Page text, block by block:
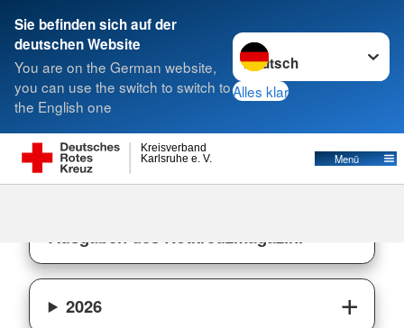
Sie befinden sich auf der
deutschen Website
You are on the German website,
you can use the switch to switch to
the English one
Sprache wechseln zu
Alles klar
Karlsruhe e. V.
Kreisverband
Menü
Suche
Ausgaben
Ausgaben des Rotkreuzmagazin.
2026